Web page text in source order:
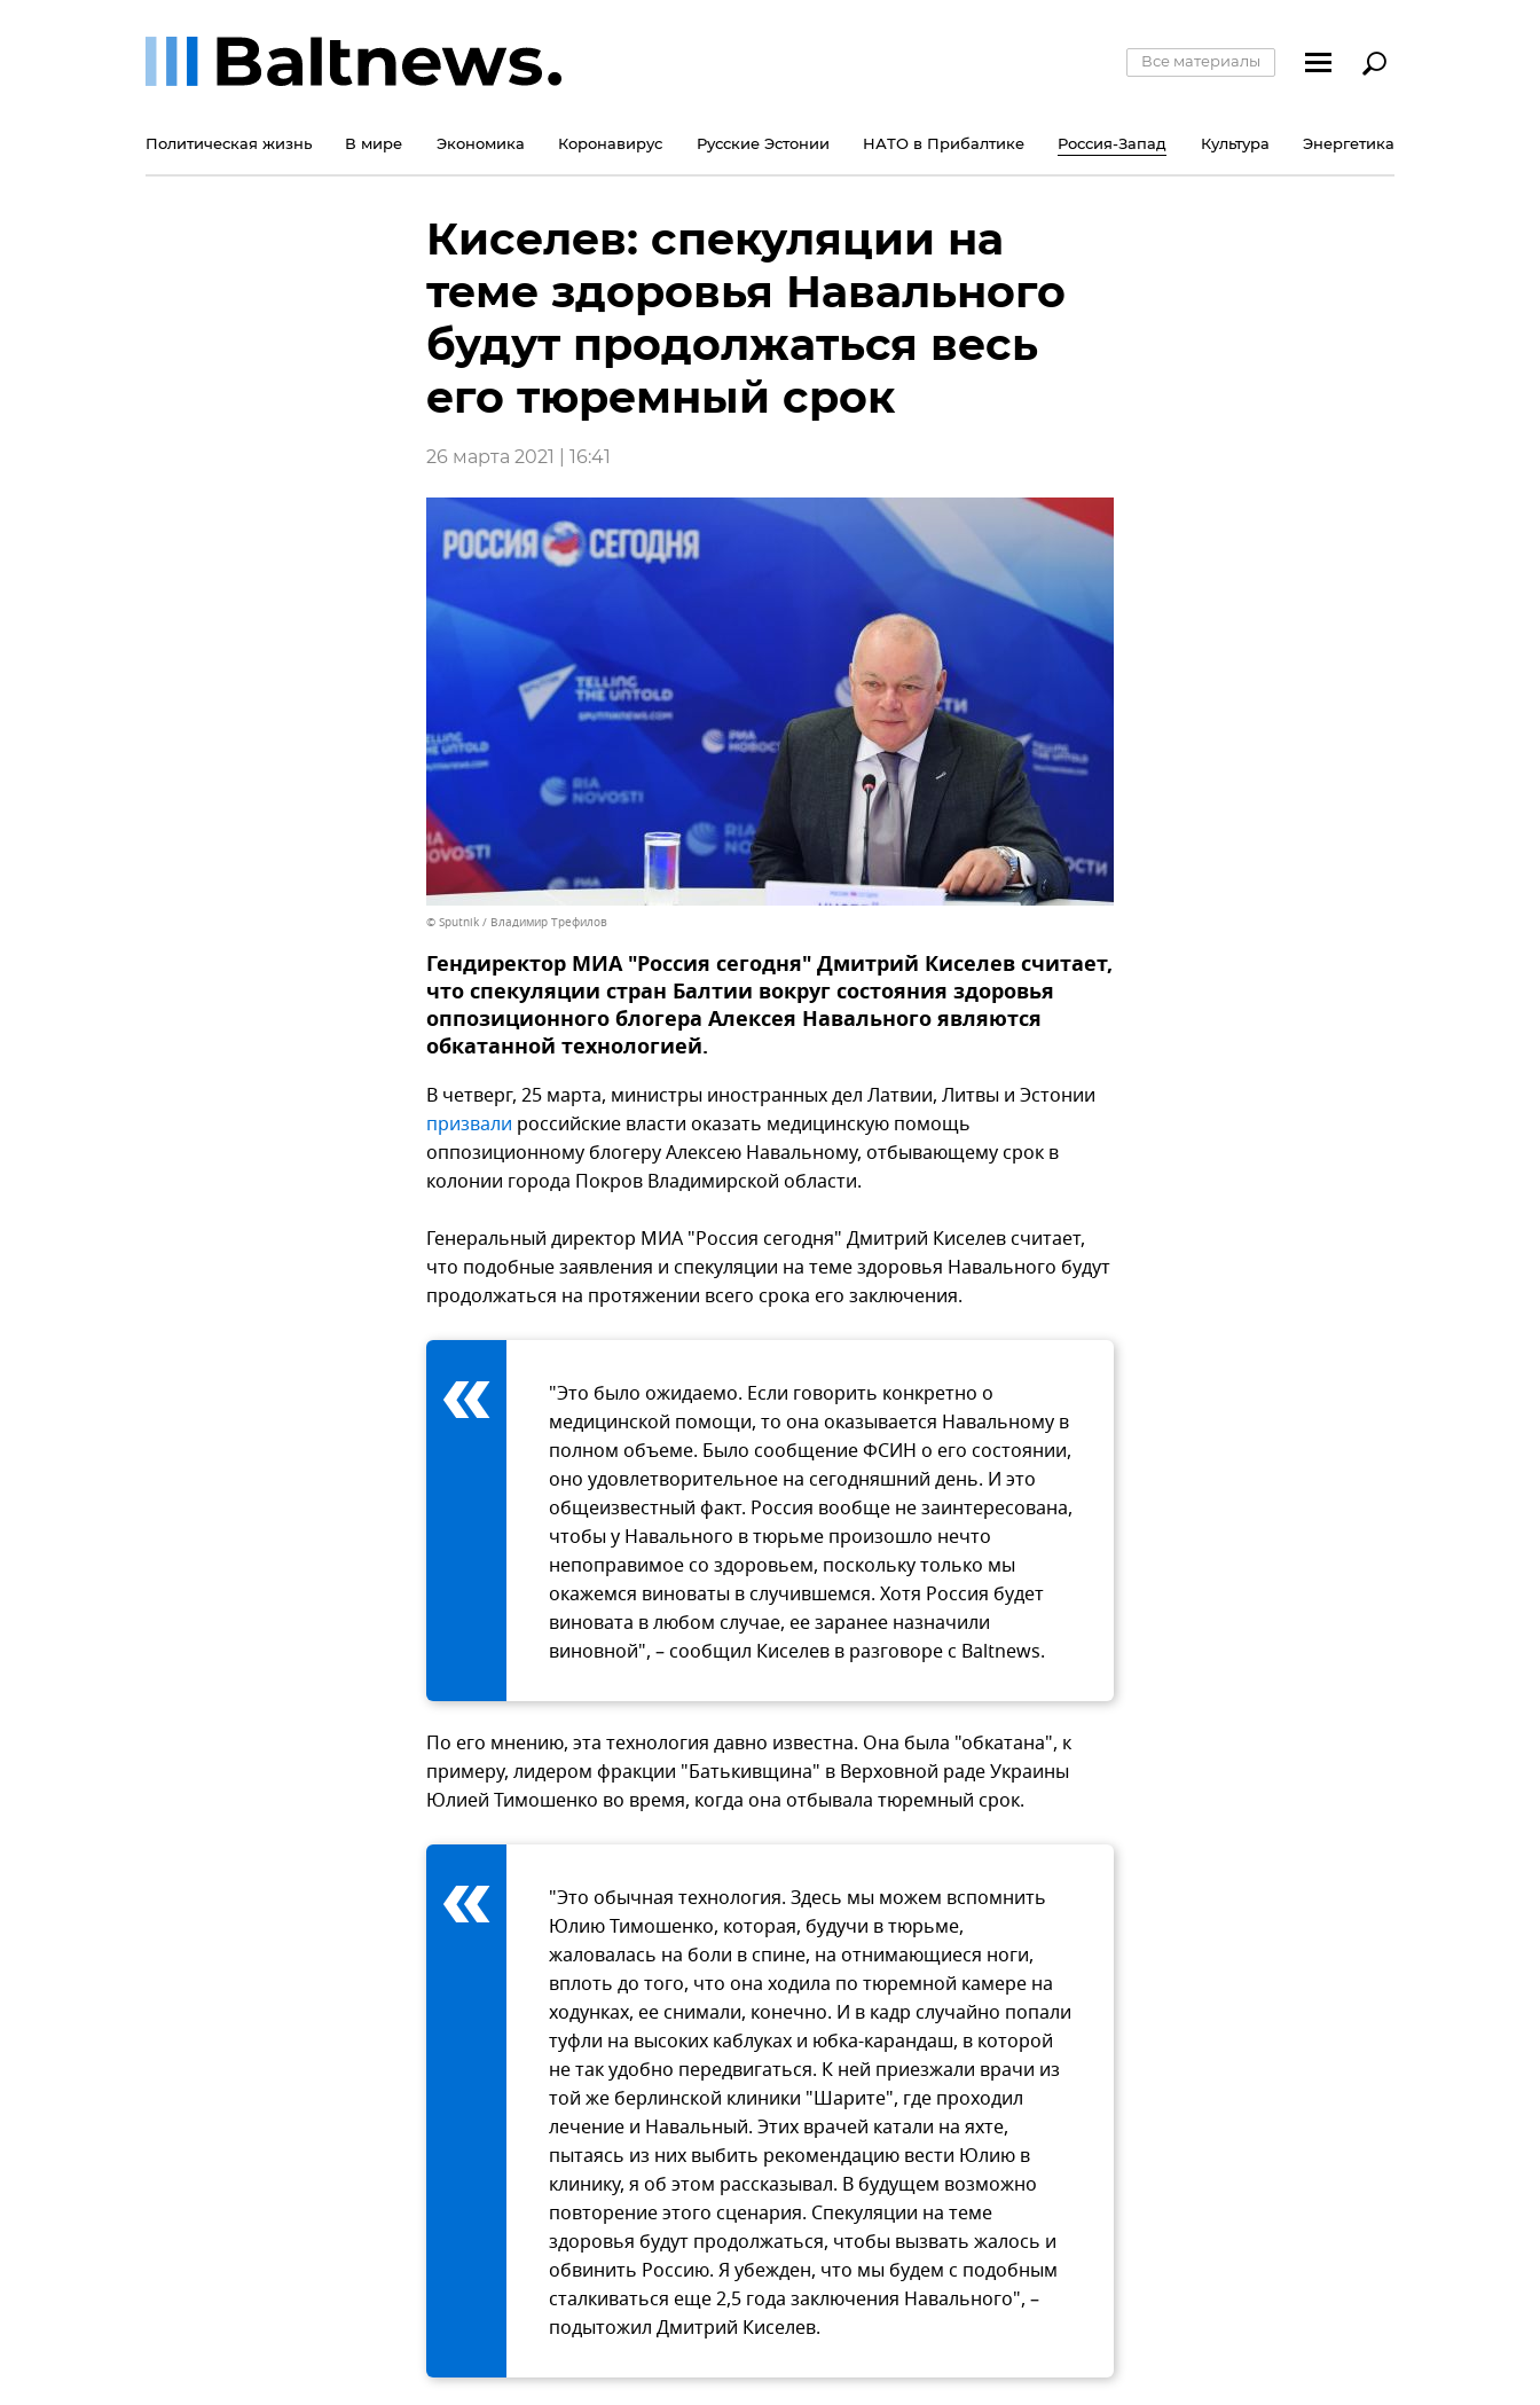
Все материалы
Политическая жизнь В мире Экономика Коронавирус Русские Эстонии НАТО в Прибалтике Россия-Запад Культура Энергетика
Киселев: спекуляции на
теме здоровья Навального
будут продолжаться весь
его тюремный срок
26 марта 2021 | 16:41
© Sputnik / Владимир Трефилов
Гендиректор МИА "Россия сегодня" Дмитрий Киселев считает,
что спекуляции стран Балтии вокруг состояния здоровья
оппозиционного блогера Алексея Навального являются
обкатанной технологией.
В четверг, 25 марта, министры иностранных дел Латвии, Литвы и Эстонии
призвали российские власти оказать медицинскую помощь
оппозиционному блогеру Алексею Навальному, отбывающему срок в
колонии города Покров Владимирской области.
Генеральный директор МИА "Россия сегодня" Дмитрий Киселев считает,
что подобные заявления и спекуляции на теме здоровья Навального будут
продолжаться на протяжении всего срока его заключения.
"Это было ожидаемо. Если говорить конкретно о
медицинской помощи, то она оказывается Навальному в
полном объеме. Было сообщение ФСИН о его состоянии,
оно удовлетворительное на сегодняшний день. И это
общеизвестный факт. Россия вообще не заинтересована,
чтобы у Навального в тюрьме произошло нечто
непоправимое со здоровьем, поскольку только мы
окажемся виноваты в случившемся. Хотя Россия будет
виновата в любом случае, ее заранее назначили
виновной", – сообщил Киселев в разговоре с Baltnews.
По его мнению, эта технология давно известна. Она была "обкатана", к
примеру, лидером фракции "Батькивщина" в Верховной раде Украины
Юлией Тимошенко во время, когда она отбывала тюремный срок.
"Это обычная технология. Здесь мы можем вспомнить
Юлию Тимошенко, которая, будучи в тюрьме,
жаловалась на боли в спине, на отнимающиеся ноги,
вплоть до того, что она ходила по тюремной камере на
ходунках, ее снимали, конечно. И в кадр случайно попали
туфли на высоких каблуках и юбка-карандаш, в которой
не так удобно передвигаться. К ней приезжали врачи из
той же берлинской клиники "Шарите", где проходил
лечение и Навальный. Этих врачей катали на яхте,
пытаясь из них выбить рекомендацию вести Юлию в
клинику, я об этом рассказывал. В будущем возможно
повторение этого сценария. Спекуляции на теме
здоровья будут продолжаться, чтобы вызвать жалось и
обвинить Россию. Я убежден, что мы будем с подобным
сталкиваться еще 2,5 года заключения Навального", –
подытожил Дмитрий Киселев.